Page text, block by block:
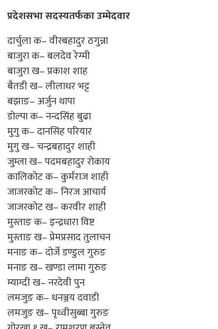
प्रदेशसभा सदस्यतर्फका उम्मेदवार
दार्चुला क– वीरबहादुर ठगुन्ना
बाजुरा क– बलदेव रेग्मी
बाजुरा ख– प्रकाश शाह
बैतडी ख– लीलाधर भट्ट
बझाङ– अर्जुन थापा
डोल्पा क– नन्दसिंह बुढा
मुगु क– दानसिंह परियार
मुगु ख– चन्द्रबहादुर शाही
जुम्ला ख– पदमबहादुर रोकाय
कालिकोट क– कुर्मराज शाही
जाजरकोट क– निरज आचार्य
जाजरकोट ख– करवीर शाही
मुस्ताङ क– इन्द्रधारा विष्ट
मुस्ताङ ख– प्रेमप्रसाद तुलाचन
मनाङ क– दोर्जे डण्डुल गुरुङ
मनाङ ख– खण्डा लामा गुरुङ
म्याग्दी ख– नरदेवी पुन
लमजुङ क– धनञ्जय दवाडी
लमजुङ ख– पृथ्वीसुब्बा गुरुङ